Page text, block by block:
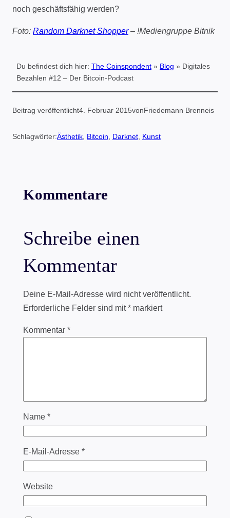
noch geschäftsfähig werden?
Foto: Random Darknet Shopper– !Mediengruppe Bitnik
Du befindest dich hier: The Coinspondent » Blog » Digitales
Bezahlen #12 – Der Bitcoin-Podcast
Beitrag veröffentlicht4. Februar 2015vonFriedemann Brenneis
Schlagwörter:Ästhetik, Bitcoin, Darknet, Kunst
Kommentare
Schreibe einen
Kommentar
Deine E-Mail-Adresse wird nicht veröffentlicht.
Erforderliche Felder sind mit*markiert
Kommentar *
Name *
E-Mail-Adresse *
Website